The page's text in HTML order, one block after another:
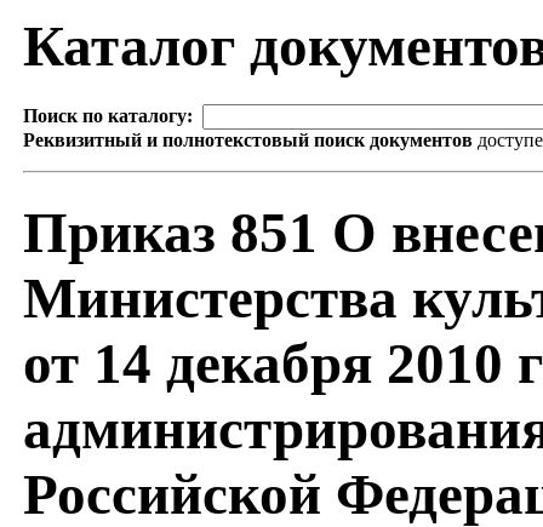
Каталог
Поиск по каталогу:
Реквизитный и полнотекстовый поиск документов
Приказ 851 О
Министерства
от 14 декабря 2010
Российской